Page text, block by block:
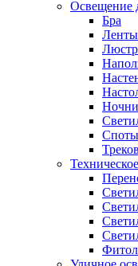
Освещение
Бра